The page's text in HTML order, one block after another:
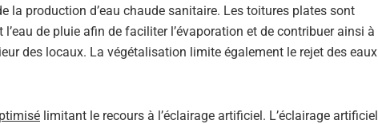
la production d’eau chaude sanitaire. Les toitures plates sont
de pluie afin de faciliter l’évaporation et de contribuer ainsi à
des locaux. La végétalisation limite également le rejet des eaux
limitant le recours à l’éclairage artificiel. L’éclairage artificiel